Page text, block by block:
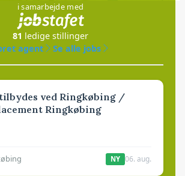
i samarbejde med
81 ledige stillinger
agent
Se alle jobs
ved Ringkøbing /
Ringkøbing
NY 06. aug.